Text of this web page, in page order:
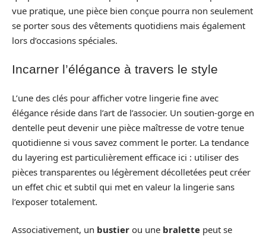
vue pratique, une pièce bien conçue pourra non seulement
se porter sous des vêtements quotidiens mais également
lors d’occasions spéciales.
Incarner l’élégance à travers le style
L’une des clés pour afficher votre lingerie fine avec
élégance réside dans l’art de l’associer. Un soutien-gorge en
dentelle peut devenir une pièce maîtresse de votre tenue
quotidienne si vous savez comment le porter. La tendance
du layering est particulièrement efficace ici : utiliser des
pièces transparentes ou légèrement décolletées peut créer
un effet chic et subtil qui met en valeur la lingerie sans
l’exposer totalement.
Associativement, un bustier ou une bralette peut se